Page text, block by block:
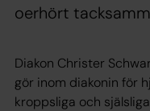
oerhört
Diakon Christer
gör inom diakonin för
kroppsliga och